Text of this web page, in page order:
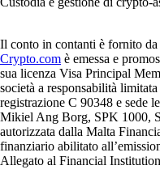
Il conto in contanti è fornito
Crypto.com è emessa e
sua licenza Visa Principal
società a responsabilità
registrazione C 90348 e sede
Mikiel Ang Borg, SPK 1000,
autorizzata dalla Malta
finanziario abilitato
Allegato al Financial